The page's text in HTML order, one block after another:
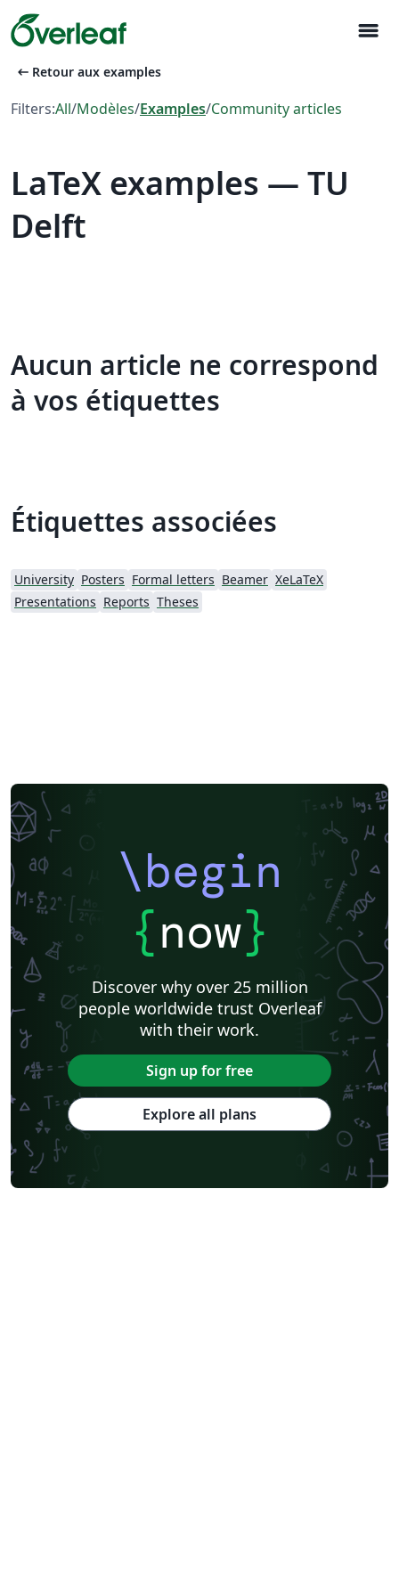
menu
arrow_left_alt Retour aux examples
Filters:All/Modèles/Examples/Community articles
LaTeX examples — TU
Delft
Aucun article ne correspond
à vos étiquettes
Étiquettes associées
University Posters Formal letters Beamer XeLaTeX
Presentations Reports Theses
\begin
{now}
Discover why over 25 million
people worldwide trust Overleaf
with their work.
Sign up for free
Explore all plans